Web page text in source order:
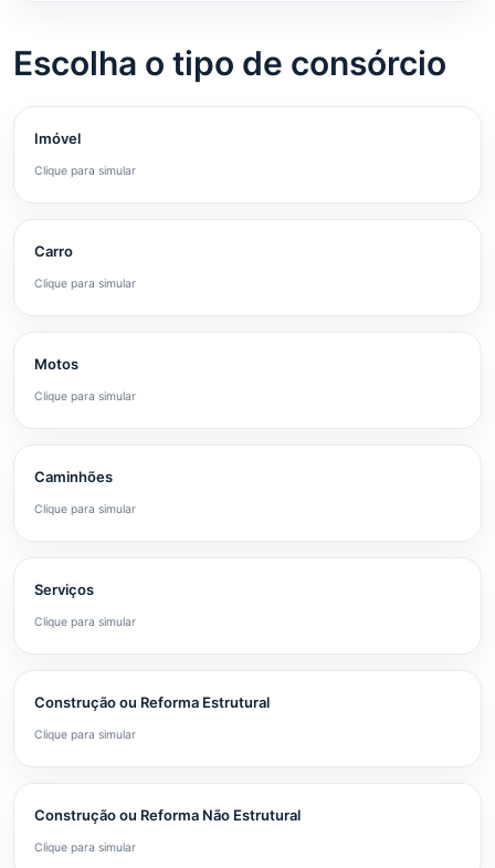
Escolha o tipo de consórcio
Imóvel
Clique para simular
Carro
Clique para simular
Motos
Clique para simular
Caminhões
Clique para simular
Serviços
Clique para simular
Construção ou Reforma Estrutural
Clique para simular
Construção ou Reforma Não Estrutural
Clique para simular